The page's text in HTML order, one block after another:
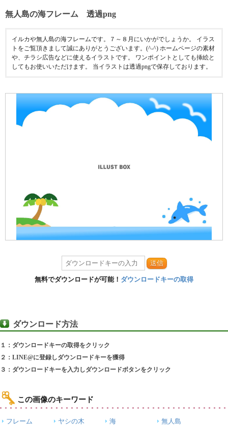
無人島の海フレーム 透過png
イルカや無人島の海フレームです。７～８月にいかがでしょうか。 イラス
トをご覧頂きまして誠にありがとうございます。(^-^) ホームページの素材
や、チラシ広告などに使えるイラストです。 ワンポイントとしても挿絵と
してもお使いいただけます。 当イラストは透過pngで保存しております。
送信
無料でダウンロードが可能！ ダウンロードキーの取得
ダウンロード方法
１：ダウンロードキーの取得をクリック
２：LINE@に登録しダウンロードキーを獲得
３：ダウンロードキーを入力しダウンロードボタンをクリック
この画像のキーワード
フレーム ヤシの木 海
無人島